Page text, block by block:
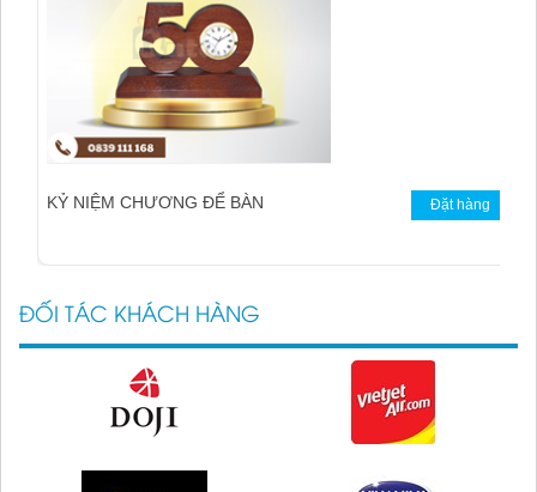
KỶ NIỆM CHƯƠNG ĐỂ BÀN
ĐỐI TÁC KHÁCH HÀNG